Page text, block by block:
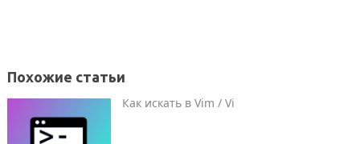
Похожие статьи
Как искать в Vim / Vi